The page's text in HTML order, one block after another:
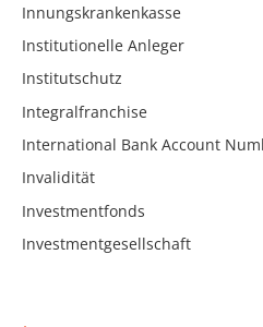
Innungskrankenkasse
Institutionelle Anleger
Institutschutz
Integralfranchise
International Bank Account
Invalidität
Investmentfonds
Investmentgesellschaft